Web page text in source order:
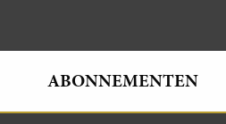
ABONNEMENTEN